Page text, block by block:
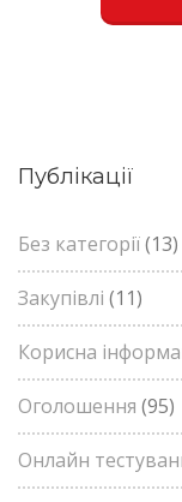
Публікації
Без категорії(13)
Закупівлі (11)
Корисна
Оголошення (95)
Онлайн